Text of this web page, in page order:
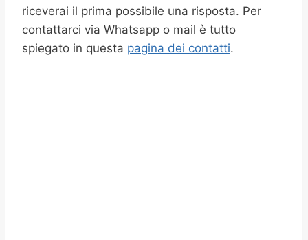
riceverai il prima possibile una risposta. Per
contattarci via Whatsapp o mail è tutto
spiegato in questa pagina dei contatti.